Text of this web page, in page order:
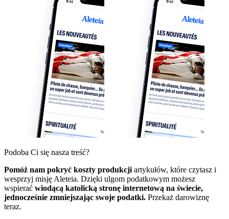
Podoba Ci się nasza treść?
Pomóż nam pokryć koszty produkcji artykułów, które czytasz i
wesprzyj misję Aleteia. Dzięki ulgom podatkowym możesz
wspierać wiodącą katolicką stronę internetową na świecie,
jednocześnie zmniejszając swoje podatki. Przekaż darowiznę
teraz.